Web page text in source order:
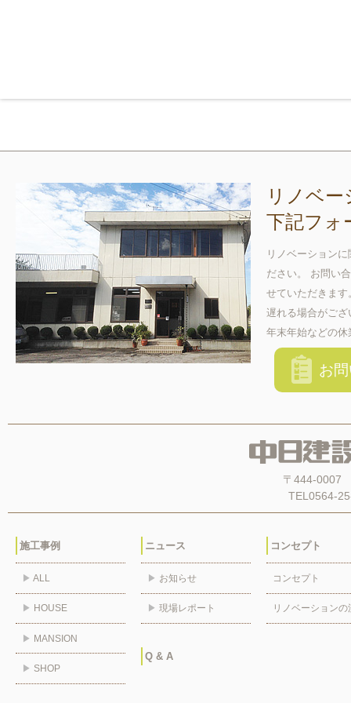
リノベ
下記フォ
リノベーション
ださい。 お問い
せていただきま
遅れる場合がござ
年末年始などの
お問
〒444-0007
TEL0564-
施工事例
▶ ALL
▶ HOUSE
▶ MANSION
▶ SHOP
ニュース
▶ お知らせ
▶ 現場レポート
Q & A
コンセプト
コンセプト
リノベーションの